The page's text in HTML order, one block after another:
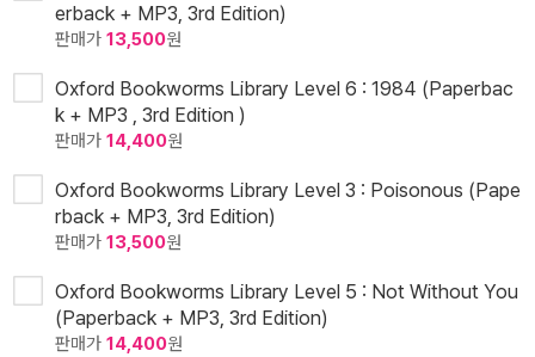
erback + MP3, 3rd Edition)
판매가 13,500원
Oxford Bookworms Library Level 6 : 1984 (Paperbac
k + MP3 , 3rd Edition )
판매가 14,400원
Oxford Bookworms Library Level 3 : Poisonous (Pape
rback + MP3, 3rd Edition)
판매가 13,500원
Oxford Bookworms Library Level 5 : Not Without You
(Paperback + MP3, 3rd Edition)
판매가 14,400원